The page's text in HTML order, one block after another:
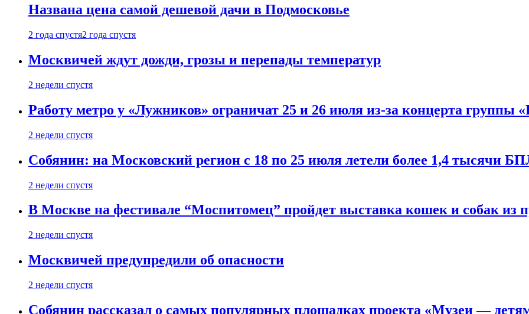
Названа цена самой дешевой дачи в Подмосковье
2 года спустя2 года спустя
Москвичей ждут дожди, грозы и перепады температур
2 недели спустя
Работу метро у «Лужников» ограничат 25 и 26 июля из-за концерта группы
2 недели спустя
Собянин: на Московский регион с 18 по 25 июля летели более 1,4 тысячи
2 недели спустя
В Москве на фестивале “Моспитомец” пройдет выставка кошек и собак из
2 недели спустя
Москвичей предупредили об опасности
2 недели спустя
Собянин рассказал о самых популярных площадках проекта «Музеи —